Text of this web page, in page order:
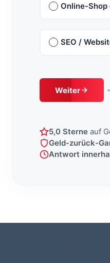
Online-
SEO /
Weiter
5,0 Sterne auf
Geld-zurück-
Antwort